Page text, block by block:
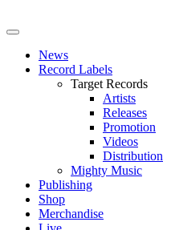
News
Record Labels
Target Records
Artists
Releases
Promotion
Videos
Distribution
Mighty Music
Publishing
Shop
Merchandise